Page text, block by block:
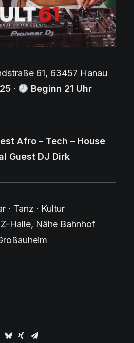
61, 63457 Hanau
· Beginn 21 Uhr
Afro – Tech – House
Guest DJ Dirk
· Tanz · Kultur
Halle, Nähe Bahnhof